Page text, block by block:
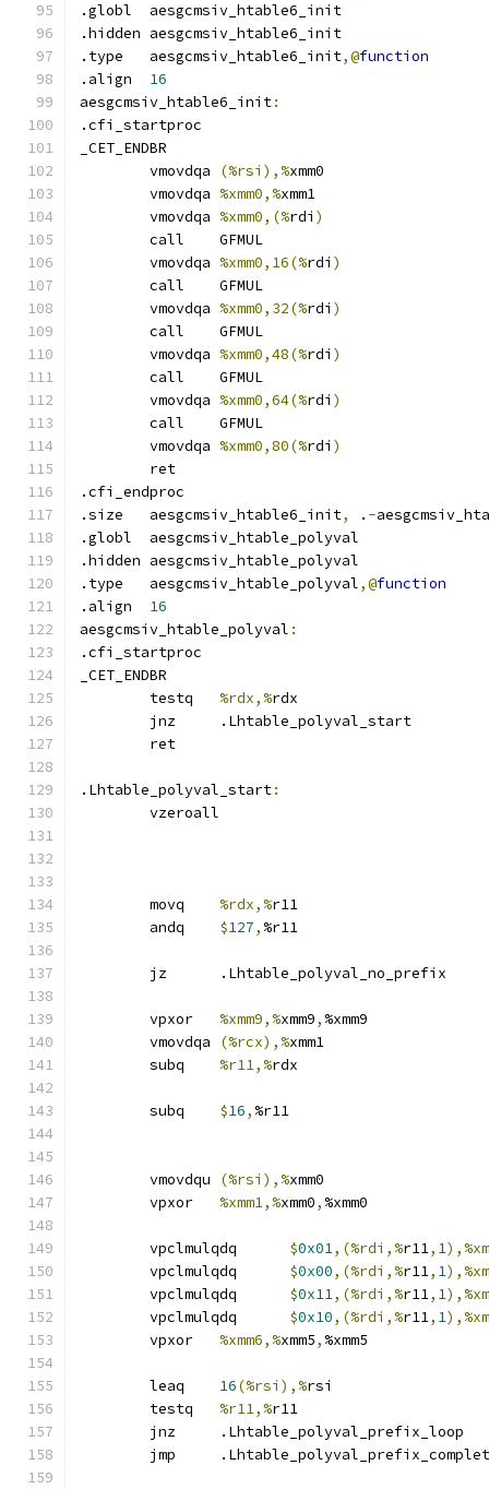
.globl	aesgcmsiv_htable6_init
.hidden aesgcmsiv_htable6_init
.type	aesgcmsiv_htable6_init,@function
16
aesgcmsiv_htable6_init:
_CET_ENDBR
(%rsi),%xmm0
%xmm0,%xmm1
%xmm0,(%rdi )
	call	GFMUL
%xmm0,16(%rdi )
	call	GFMUL
%xmm0,32(%rdi )
	call	GFMUL
%xmm0,48(%rdi )
	call	GFMUL
%xmm0,64(%rdi )
	call	GFMUL
%xmm0,80(%rdi )
	ret
.size	aesgcmsiv_htable6_init, . -
.globl	aesgcmsiv_htable_polyval
.hidden aesgcmsiv_htable_polyval
.type	aesgcmsiv_htable_polyval,@function
16
aesgcmsiv_htable_polyval :
_CET_ENDBR
%rdx,%rdx
	jnz	.Lhtable_polyval_start
	ret
.Lhtable_polyval_start:
	vzeroall
%rdx,%r11
$127, %r11
	jz	.Lhtable_polyval_no_prefix
%xmm9,%xmm9, %xmm9
(%rcx),%xmm1
%r11,%rdx
$16, %r11
(%rsi),%xmm0
%xmm1,%xmm0, %xmm0
$0x01,(%rdi,%r11, 1
$0x00,(%rdi,%r11, 1
$0x11,(%rdi,%r11, 1
$0x10,(%rdi,%r11, 1
%xmm6,%xmm5, %xmm5
16(%rsi),%rsi
%r11,%r11
	jnz	.Lhtable_polyval_prefix_loop
jmp